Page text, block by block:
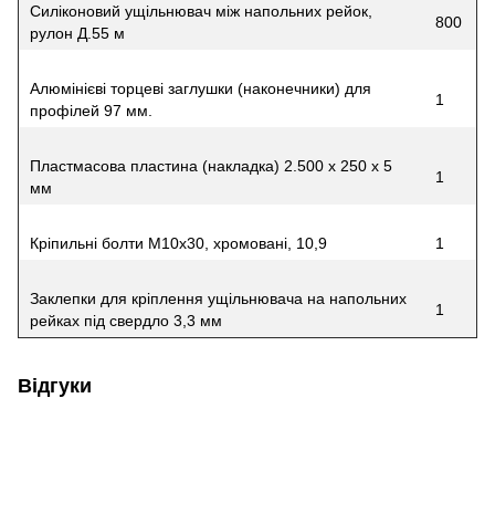
Силіконовий ущільнювач між напольних рейок,
рулон Д.55 м
800
Алюмінієві торцеві заглушки (наконечники) для
профілей 97 мм.
1
Пластмасова пластина (накладка) 2.500 x 250 x 5
мм
1
Кріпильні болти M10x30, хромовані, 10,9 1
Заклепки для кріплення ущільнювача на напольних
рейках під свердло 3,3 мм
1
Відгуки